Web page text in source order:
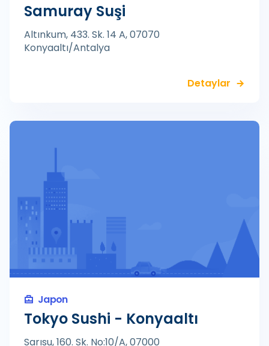
Samuray Suşi
Altınkum, 433. Sk. 14 A, 07070
Konyaaltı/Antalya
Detaylar
Japon
Tokyo Sushi - Konyaaltı
Sarısu, 160. Sk. No:10/A, 07000